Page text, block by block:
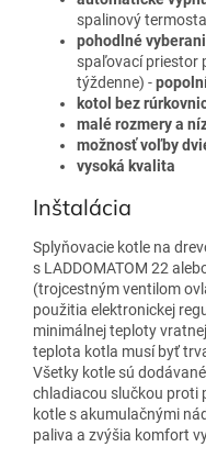
spalinový
pohodlné
spaľovací priestor
týždenne) -
kotol bez
malé rozmery a
možnosť voľby
vysoká kvalita
Inštalácia
Splyňovacie kotle na
s LADDOMATOM 22
(trojcestným ventilom
použitia elektronickej
minimálnej teploty
teplota kotla musí byť
Všetky kotle sú
chladiacou slučkou proti
kotle s akumulačnými
paliva a zvýšia komfort